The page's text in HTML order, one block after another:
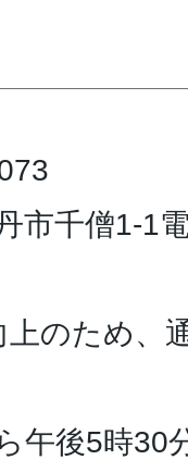
市千僧1-1
のため、
午後5時30